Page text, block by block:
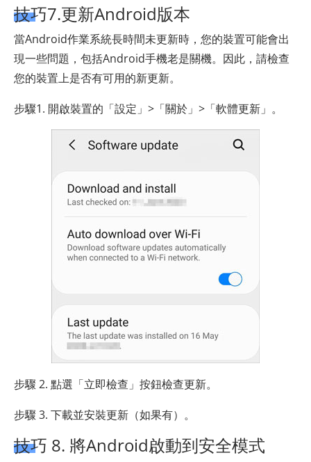
技巧7.更新Android版本
當Android作業系統長時間未更新時，您的裝置可能會出
現一些問題，包括Android手機老是關機。因此，請檢查
您的裝置上是否有可用的新更新。
步驟1. 開啟裝置的「設定」>「關於」>「軟體更新」。
步驟 2. 點選「立即檢查」按鈕檢查更新。
步驟 3. 下載並安裝更新（如果有）。
技巧 8. 將Android啟動到安全模式